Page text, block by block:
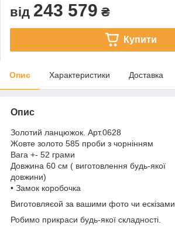
від 243 579 ₴
Купити
Опис Характеристики Доставка
Опис
Золотий ланцюжок. Арт.0628
Жовте золото 585 проби з чорнінням
Вага +- 52 грами
Довжина 60 см ( виготовлення будь-якої
довжини)
• Замок коробочка
Виготовляєой за вашими фото чи ескізами.
Робимо прикраси будь-якої складності.